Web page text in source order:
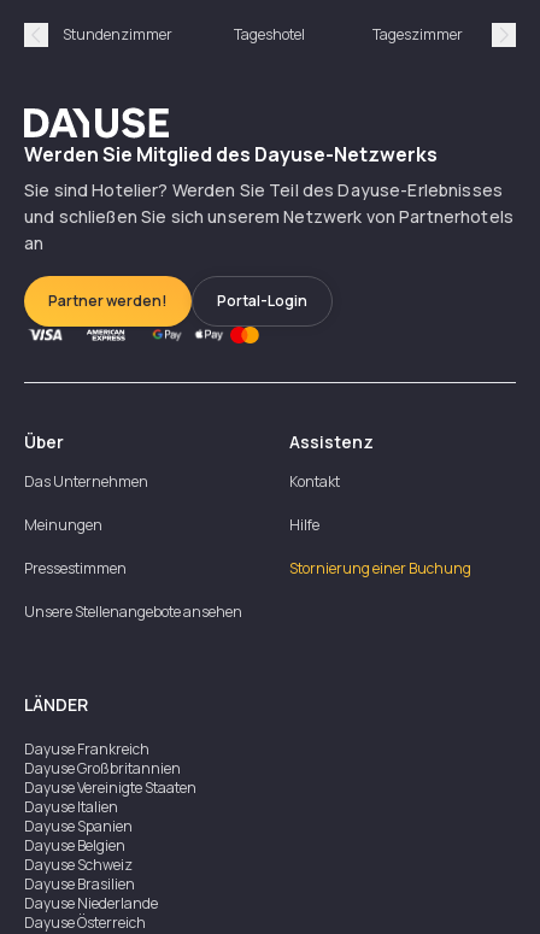
Précédent
Stundenzimmer Tageshotel Tageszimmer
Dayuse
Werden Sie Mitglied des Dayuse-Netzwerks
Sie sind Hotelier? Werden Sie Teil des Dayuse-Erlebnisses
und schließen Sie sich unserem Netzwerk von Partnerhotels
an
Partner werden! Portal-Login
Über
Das Unternehmen
Meinungen
Pressestimmen
Unsere Stellenangebote ansehen
Assistenz
Kontakt
Hilfe
Stornierung einer Buchung
LÄNDER
DayuseFrankreich
DayuseGroßbritannien
DayuseVereinigte Staaten
DayuseItalien
DayuseSpanien
DayuseBelgien
DayuseSchweiz
DayuseBrasilien
DayuseNiederlande
DayuseÖsterreich